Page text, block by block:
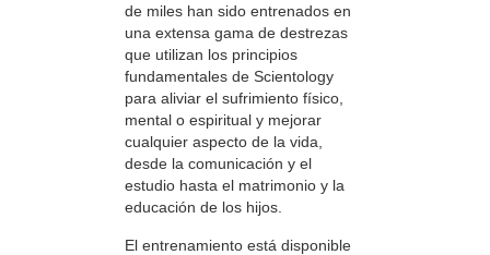
de miles han sido entrenados en
una extensa gama de destrezas
que utilizan los principios
fundamentales de Scientology
para aliviar el sufrimiento físico,
mental o espiritual y mejorar
cualquier aspecto de la vida,
desde la comunicación y el
estudio hasta el matrimonio y la
educación de los hijos.
El entrenamiento está disponible